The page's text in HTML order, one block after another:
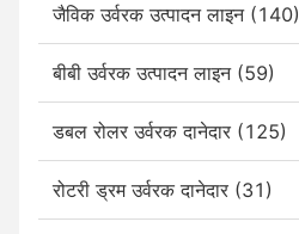
जैविक उर्वरक उत्पादन लाइन (140)
बीबी उर्वरक उत्पादन लाइन (59)
डबल रोलर उर्वरक दानेदार (125)
रोटरी ड्रम उर्वरक दानेदार (31)